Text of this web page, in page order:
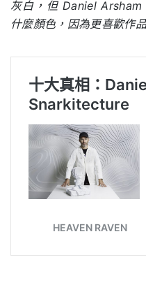
灰白，但 Daniel
什麼顏色，因為更喜歡作